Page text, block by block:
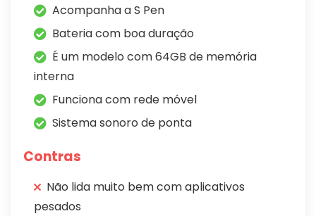
Acompanha a S Pen
Bateria com boa duração
É um modelo com 64GB de memória
interna
Funciona com rede móvel
Sistema sonoro de ponta
Contras
Não lida muito bem com aplicativos
pesados